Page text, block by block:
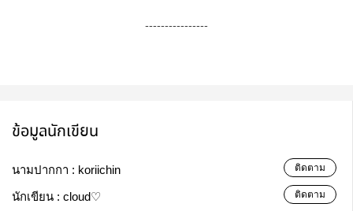
----------------
ข้อมูลนักเขียน
นามปากกา : koriichin ติดตาม
นักเขียน : cloud♡ ติดตาม